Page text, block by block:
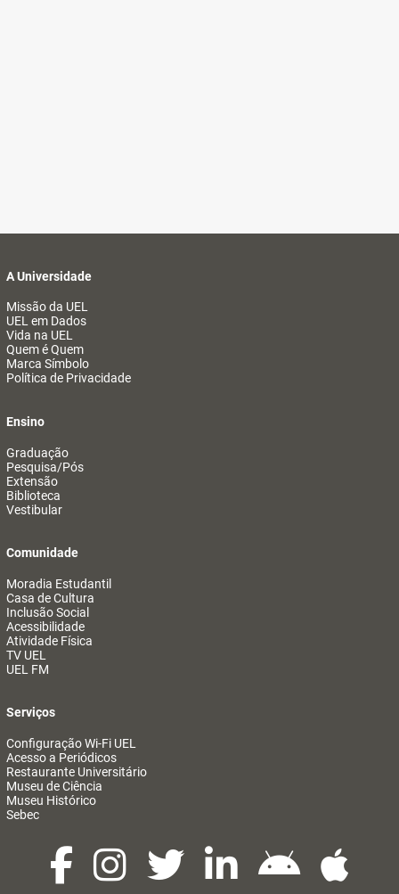
A Universidade
Missão da UEL
UEL em Dados
Vida na UEL
Quem é Quem
Marca Símbolo
Política de Privacidade
Ensino
Graduação
Pesquisa/Pós
Extensão
Biblioteca
Vestibular
Comunidade
Moradia Estudantil
Casa de Cultura
Inclusão Social
Acessibilidade
Atividade Física
TV UEL
UEL FM
Serviços
Configuração Wi-Fi UEL
Acesso a Periódicos
Restaurante Universitário
Museu de Ciência
Museu Histórico
Sebec